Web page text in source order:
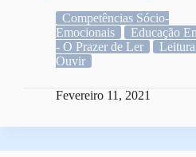
Competências Sócio-
Emocionais
Educação
- O Prazer de Ler
Ouvir
Fevereiro 11, 2021